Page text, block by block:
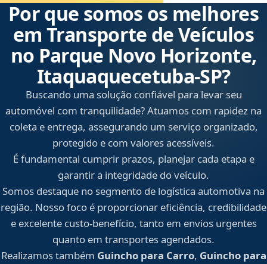
Por que somos os melhores
em Transporte de Veículos
no Parque Novo Horizonte,
Itaquaquecetuba‑SP?
Buscando uma solução confiável para levar seu
automóvel com tranquilidade? Atuamos com rapidez na
coleta e entrega, assegurando um serviço organizado,
protegido e com valores acessíveis.
É fundamental cumprir prazos, planejar cada etapa e
garantir a integridade do veículo.
Somos destaque no segmento de logística automotiva na
região. Nosso foco é proporcionar eficiência, credibilidade
e excelente custo-benefício, tanto em envios urgentes
quanto em transportes agendados.
Realizamos também Guincho para Carro, Guincho para